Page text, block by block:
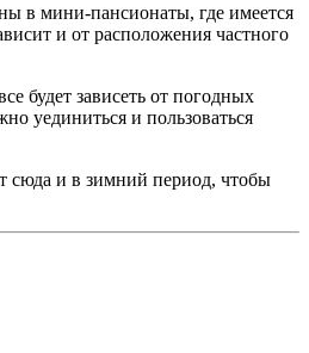
в мини-пансионаты, где имеется
и от расположения частного
будет зависеть от погодных
уединиться и пользоваться
сюда и в зимний период, чтобы